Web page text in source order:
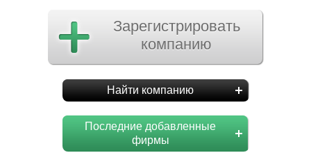
Зарегистрировать
компанию
Найти компанию
Последние добавленные
фирмы